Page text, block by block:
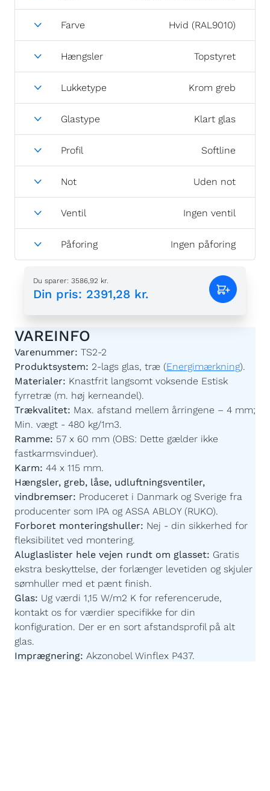
Farve Hvid (RAL9010)
Hængsler Topstyret
Lukketype Krom greb
Glastype Klart glas
Profil Softline
Not Uden not
Ventil Ingen ventil
Påforing Ingen påforing
Du sparer: 3586,92 kr.
Din pris: 2391,28 kr.
VAREINFO
Varenummer: TS2-2
Produktsystem: 2-lags glas, træ (Energimærkning).
Materialer: Knastfrit langsomt voksende Estisk
fyrretræ (m. høj kerneandel).
Trækvalitet: Max. afstand mellem årringene – 4 mm;
Min. vægt - 480 kg/1m3.
Ramme: 57 x 60 mm (OBS: Dette gælder ikke
fastkarmsvinduer).
Karm: 44 x 115 mm.
Hængsler, greb, låse, udluftningsventiler,
vindbremser: Produceret i Danmark og Sverige fra
producenter som IPA og ASSA ABLOY (RUKO).
Forboret monteringshuller: Nej - din sikkerhed for
fleksibilitet ved montering.
Aluglaslister hele vejen rundt om glasset: Gratis
ekstra beskyttelse, der forlænger levetiden og skjuler
sømhuller med et pænt finish.
Glas: Ug værdi 1,15 W/m2 K for referencerude,
kontakt os for værdier specifikke for din
konfiguration. Der er en sort afstandsprofil på alt
glas.
Imprægnering: Akzonobel Winflex P437.